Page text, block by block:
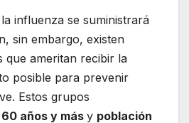
influenza se suministrará
sin embargo, existen
que ameritan recibir la
posible para prevenir
Estos grupos
años y más y población